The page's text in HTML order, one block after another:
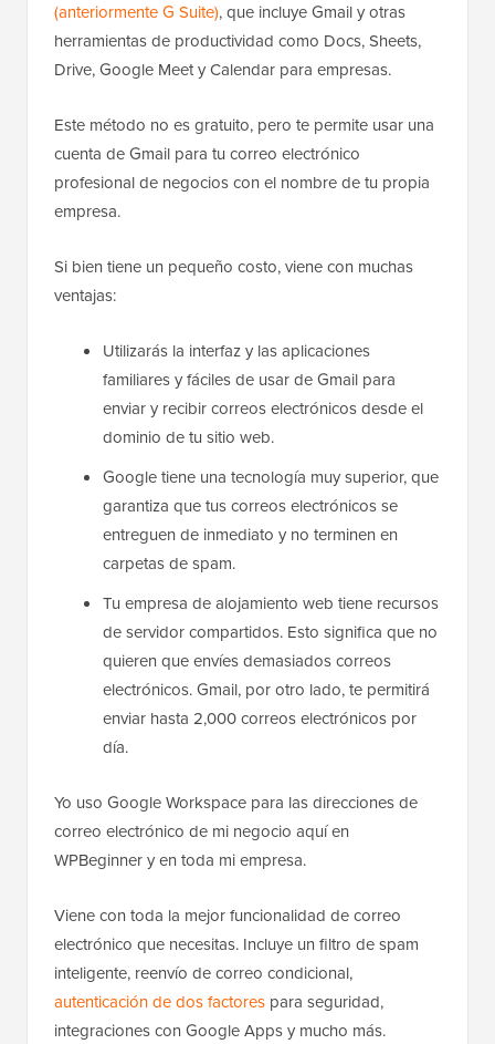
(anteriormente G Suite), que incluye Gmail y otras
herramientas de productividad como Docs, Sheets,
Drive, Google Meet y Calendar para empresas.
Este método no es gratuito, pero te permite usar una
cuenta de Gmail para tu correo electrónico
profesional de negocios con el nombre de tu propia
empresa.
Si bien tiene un pequeño costo, viene con muchas
ventajas:
Utilizarás la interfaz y las aplicaciones
familiares y fáciles de usar de Gmail para
enviar y recibir correos electrónicos desde el
dominio de tu sitio web.
Google tiene una tecnología muy superior, que
garantiza que tus correos electrónicos se
entreguen de inmediato y no terminen en
carpetas de spam.
Tu empresa de alojamiento web tiene recursos
de servidor compartidos. Esto significa que no
quieren que envíes demasiados correos
electrónicos. Gmail, por otro lado, te permitirá
enviar hasta 2,000 correos electrónicos por
día.
Yo uso Google Workspace para las direcciones de
correo electrónico de mi negocio aquí en
WPBeginner y en toda mi empresa.
Viene con toda la mejor funcionalidad de correo
electrónico que necesitas. Incluye un filtro de spam
inteligente, reenvío de correo condicional,
autenticación de dos factores para seguridad,
integraciones con Google Apps y mucho más.